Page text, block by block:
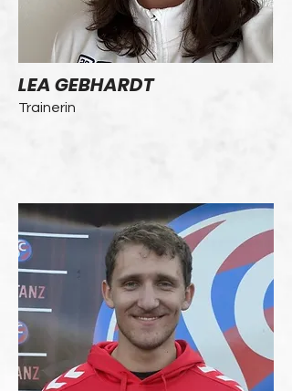
LEA GEBHARDT
Trainerin